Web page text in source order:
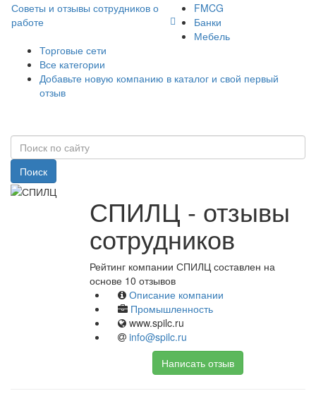
Советы и отзывы сотрудников о
работе
FMCG
Банки
Мебель
Торговые сети
Все категории
Добавьте новую компанию в каталог и свой первый
отзыв
Поиск
СПИЛЦ - отзывы
сотрудников
Рейтинг компании СПИЛЦ составлен на
основе 10 отзывов
Описание компании
Промышленность
www.spilc.ru
info@spilc.ru
Написать отзыв